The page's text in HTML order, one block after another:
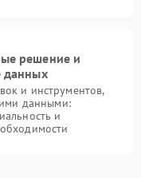
решение и
данных
и инструментов,
данными:
и